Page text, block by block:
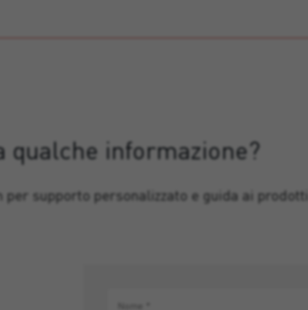
qualche informazione?
supporto personalizzato e guida ai prodotti.